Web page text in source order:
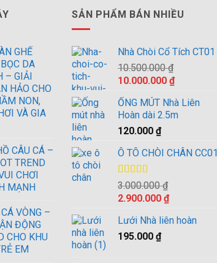
GHẾ
DA
– GIẢI
HẢO CHO
NON,
VÀ GIA
CÂU CÁ –
TREND
CHƠI
MẠNH
VÒNG –
ĐỘNG
CHO KHU
EM
SẢN PHẨM BÁN NHIỀU
Nhà Chòi Cổ Tích CT01
10.500.000₫
Giá
là:
10.500.000 ₫.
10.000.000 ₫Giá
tại
là:
ỐNG MÚT Nhà Liên
Hoàn dài 2.5m
120.000 ₫
Ô TÔ CHÒI CHÂN CC01
Được xếp
hạng4.00
5 sao
3.000.000₫
Giá
là:
3.000.000 ₫.
2.900.000 ₫Giá
tại
Lưới Nhà liên hoàn
195.000 ₫